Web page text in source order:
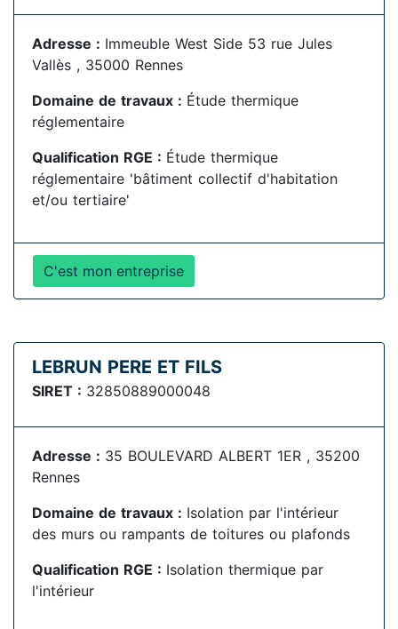
Adresse : Immeuble West Side 53 rue Jules
Vallès , 35000 Rennes
Domaine de travaux : Étude thermique
réglementaire
Qualification RGE : Étude thermique
réglementaire 'bâtiment collectif d'habitation
et/ou tertiaire'
C'est mon entreprise
LEBRUN PERE ET FILS
SIRET : 32850889000048
Adresse : 35 BOULEVARD ALBERT 1ER , 35200
Rennes
Domaine de travaux : Isolation par l'intérieur
des murs ou rampants de toitures ou plafonds
Qualification RGE : Isolation thermique par
l'intérieur